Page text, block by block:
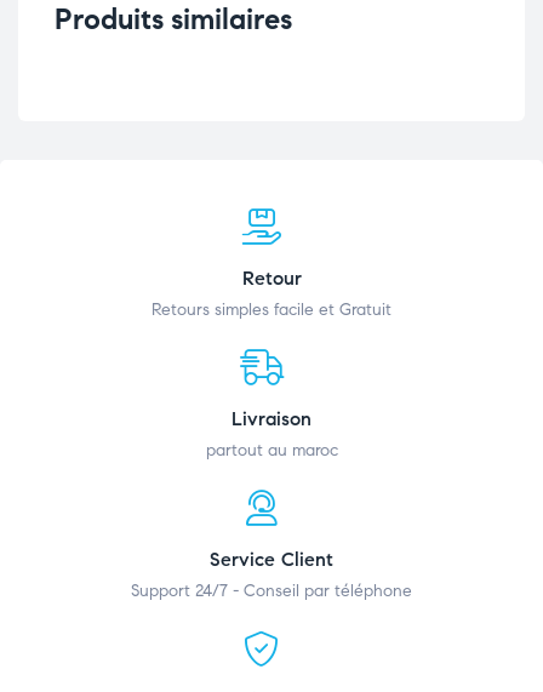
Produits similaires
Retour
Retours simples facile et Gratuit
Livraison
partout au maroc
Service Client
Support 24/7 - Conseil par téléphone